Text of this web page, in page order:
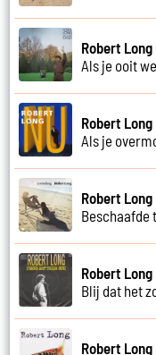
Robert Long
Als je ooit
Robert Long
Als je
Robert Long
Beschaafde
Robert Long
Blij dat het
Robert Long